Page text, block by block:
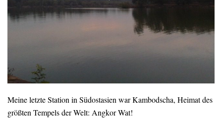
Meine letzte Station in Südostasien war Kambodscha, Heimat des
größten Tempels der Welt: Angkor Wat!